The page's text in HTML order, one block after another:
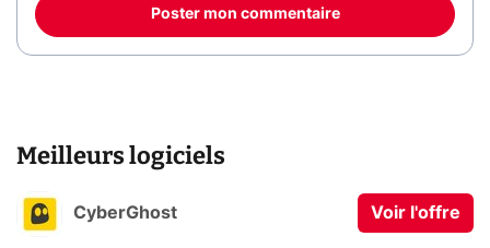
Poster mon commentaire
Meilleurs logiciels
CyberGhost Voir l'offre